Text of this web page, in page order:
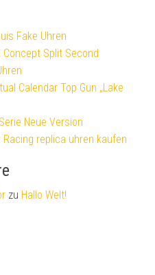
Fake Uhren
Concept Split Second
Calendar Top Gun „Lake
Neue Version
replica uhren kaufen
zu Hallo Welt!